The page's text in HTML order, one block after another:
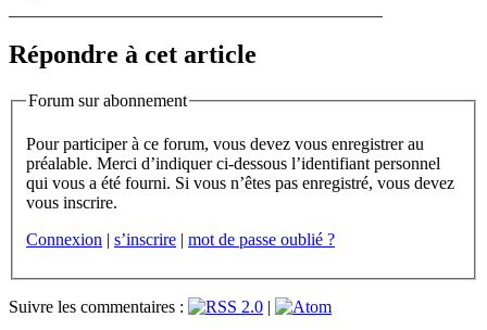
Répondre à cet article
Forum sur abonnement
Pour participer à ce forum, vous devez vous enregistrer au
préalable. Merci d’indiquer ci-dessous l’identifiant personnel
qui vous a été fourni. Si vous n’êtes pas enregistré, vous devez
vous inscrire.
Connexion | s’inscrire | mot de passe oublié ?
Suivre les commentaires :
|